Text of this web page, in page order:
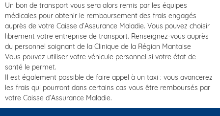
Un bon de transport vous sera alors remis par les équipes
médicales pour obtenir le remboursement des frais engagés
auprès de votre Caisse d’Assurance Maladie. Vous pouvez choisir
librement votre entreprise de transport. Renseignez-vous auprès
du personnel soignant de la Clinique de la Région Mantaise
Vous pouvez utiliser votre véhicule personnel si votre état de
santé le permet.
Il est également possible de faire appel à un taxi : vous avancerez
les frais qui pourront dans certains cas vous être remboursés par
votre Caisse d’Assurance Maladie.